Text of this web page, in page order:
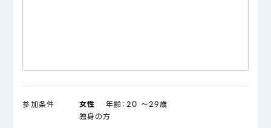
参加条件 女性 年齢： 20 ～29歳
独身の方